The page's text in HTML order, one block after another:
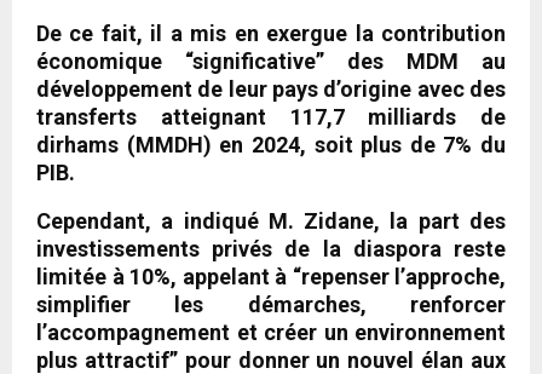
De ce fait, il a mis en exergue la contribution
économique “significative” des MDM au
développement de leur pays d’origine avec des
transferts atteignant 117,7 milliards de
dirhams (MMDH) en 2024, soit plus de 7% du
PIB.
Cependant, a indiqué M. Zidane, la part des
investissements privés de la diaspora reste
limitée à 10%, appelant à “repenser l’approche,
simplifier les démarches, renforcer
l’accompagnement et créer un environnement
plus attractif” pour donner un nouvel élan aux